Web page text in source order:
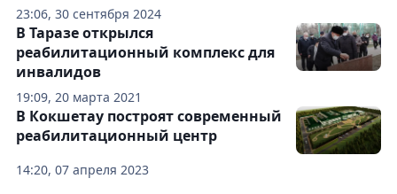
23:06, 30 сентября 2024
19:09, 20 марта 2021
В Таразе открылся
реабилитационный комплекс для
инвалидов
14:20, 07 апреля 2023
В Кокшетау построят современный
реабилитационный центр